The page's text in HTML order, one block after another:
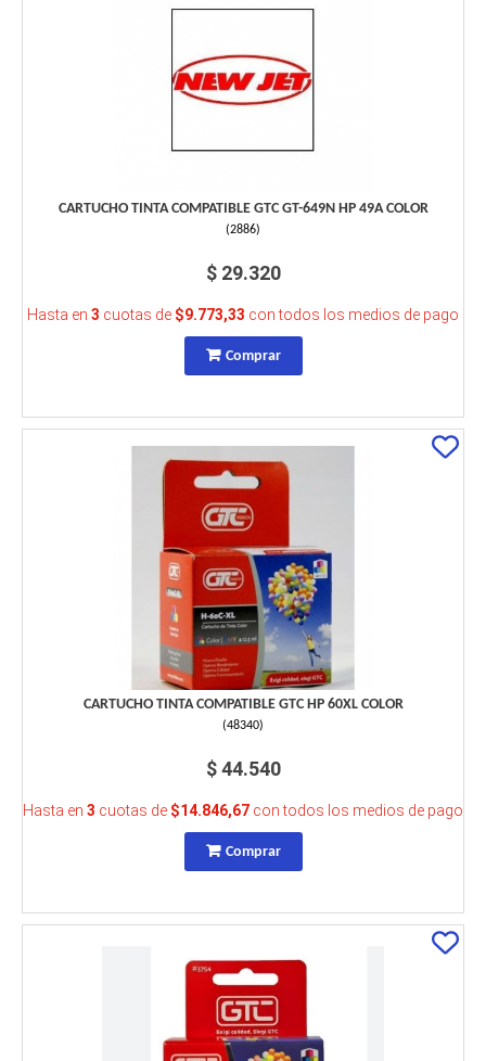
CARTUCHO TINTA COMPATIBLE GTC GT-649N HP 49A COLOR
(2886)
$ 29.320
Hasta en 3 cuotas de $9.773,33 con todos los medios de pago
Comprar
CARTUCHO TINTA COMPATIBLE GTC HP 60XL COLOR
(48340)
$ 44.540
Hasta en 3 cuotas de $14.846,67 con todos los medios de pago
Comprar